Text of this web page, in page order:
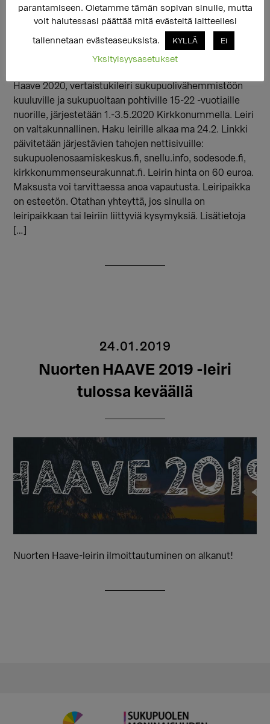
Haave 2020, vertaistukileiri sukupuolivähemmistöön
kuuluville ja sukupuoltaan pohtiville 15-22 -vuotiaille
nuorille, järjestetään 1.-3.5.2020 Kirkkonummella. Leiri
on valtakunnallinen. Haku leirille alkaa ma 24.2. Linkki
päivitetään järjestävien tahojen nettisivuille:
sukupuolenosaamiskeskus.fi, snellu.info, sodesode.fi,
kirkkonummenseurakunnat.fi. Leirin hinta on 60 euroa.
Maksusta voi tarvittaessa anoa vapautusta. Leiripaikka
on esteetön. Otathan yhteyttä, jos sinulla on
leiripaikkaan tai leiriin liittyviä kysymyksiä. Lisätietoja
[…]
24.01.2019
Nuorten HAAVE 2019 -leiri
tulossa keväällä
Nuorten Haave-leirin ilmoittautuminen on alkanut!
parantamiseen. Oletamme tämän sopivan sinulle, mutta
voit halutessasi päättää mitä evästeitä laitteellesi
tallennetaan evästeaseuksista. KYLLÄ Ei
Yksityisyysasetukset